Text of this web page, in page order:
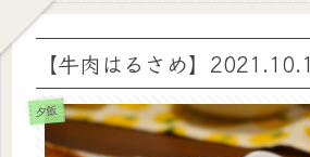
【牛肉はるさめ】2021.10.1
夕飯